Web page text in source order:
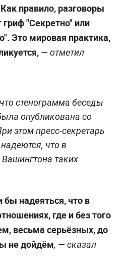
правило, разговоры
гриф "Секретно" или
Это мировая практика,
— отметил
стенограмма беседы
опубликована со
этом пресс-секретарь
что в
таких
надеяться, что в
где и без того
весьма серьёзных, до
не дойдём, — сказал